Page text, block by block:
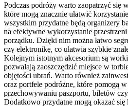
Podczas podróży warto zaopatrzyć się
które mogą znacznie ułatwić
wszystkim przydatne będą organizery
na efektywne wykorzystanie
porządku. Dzięki nim można łatwo
czy elektronikę, co ułatwia szybkie
Kolejnym istotnym akcesorium są
pozwalają zaoszczędzić miejsce w
objętości ubrań. Warto również
oraz portfele podróżne, które pomogą
przechowywaniu paszportu, biletów
Dodatkowo przydatne mogą okazać się